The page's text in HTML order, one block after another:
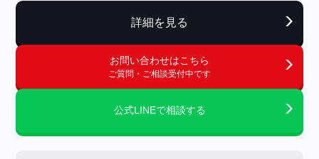
詳細を見る
お問い合わせはこちら
ご質問・ご相談受付中です
公式LINEで相談する